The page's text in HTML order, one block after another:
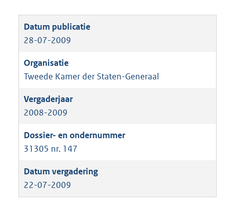
28-07-2009
Tweede Kamer der Staten-Generaal
2008-2009
31305 nr. 147
22-07-2009